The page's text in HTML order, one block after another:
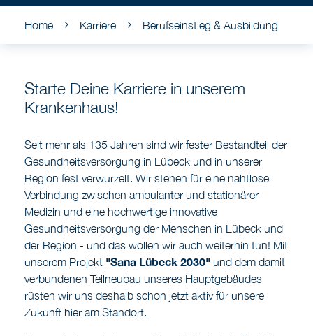
Home Karriere Berufseinstieg & Ausbildung
Starte Deine Karriere in unserem
Krankenhaus!
Seit mehr als 135 Jahren sind wir fester Bestandteil der
Gesundheitsversorgung in Lübeck und in unserer
Region fest verwurzelt. Wir stehen für eine nahtlose
Verbindung zwischen ambulanter und stationärer
Medizin und eine hochwertige innovative
Gesundheitsversorgung der Menschen in Lübeck und
der Region - und das wollen wir auch weiterhin tun! Mit
unserem Projekt "Sana Lübeck 2030" und dem damit
verbundenen Teilneubau unseres Hauptgebäudes
rüsten wir uns deshalb schon jetzt aktiv für unsere
Zukunft hier am Standort.